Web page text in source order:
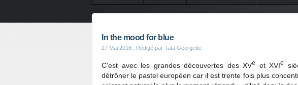
In the mood for blue
27 Mai 2016 , Rédigé par Tata Georgette
C'est avec les grandes découvertes des XVe et XVIe
détrôner le pastel européen car il est trente fois plus